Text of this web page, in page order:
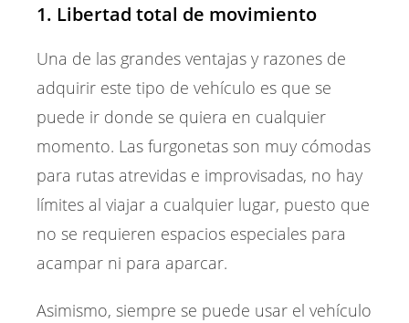
1. Libertad total de movimiento
Una de las grandes ventajas y razones de
adquirir este tipo de vehículo es que se
puede ir donde se quiera en cualquier
momento. Las furgonetas son muy cómodas
para rutas atrevidas e improvisadas, no hay
límites al viajar a cualquier lugar, puesto que
no se requieren espacios especiales para
acampar ni para aparcar.
Asimismo, siempre se puede usar el vehículo